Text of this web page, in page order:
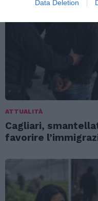
Data Deletion
ATTUALITÀ
Cagliari,
favorire